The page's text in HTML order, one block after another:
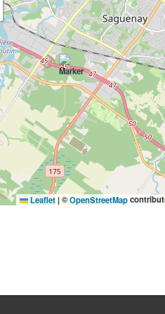
Leaflet |©OpenStreetMap